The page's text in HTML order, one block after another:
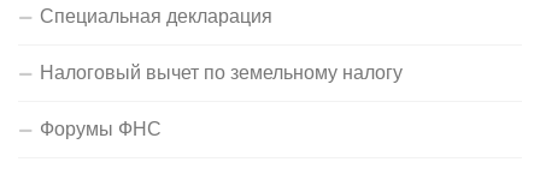
Специальная декларация
Налоговый вычет по земельному налогу
Форумы ФНС